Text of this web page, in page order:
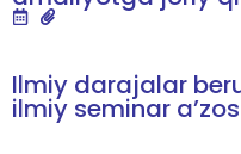
Ilmiy darajalar
ilmiy seminar